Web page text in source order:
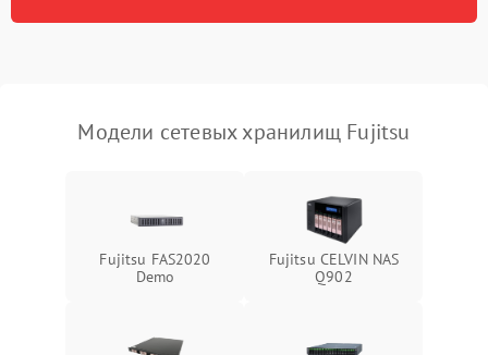
Модели сетевых хранилищ Fujitsu
Fujitsu FAS2020
Demo
Fujitsu CELVIN NAS
Q902